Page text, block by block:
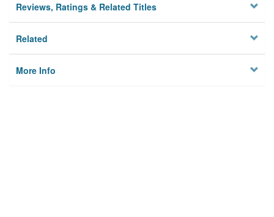
Reviews, Ratings & Related Titles
Related
More Info